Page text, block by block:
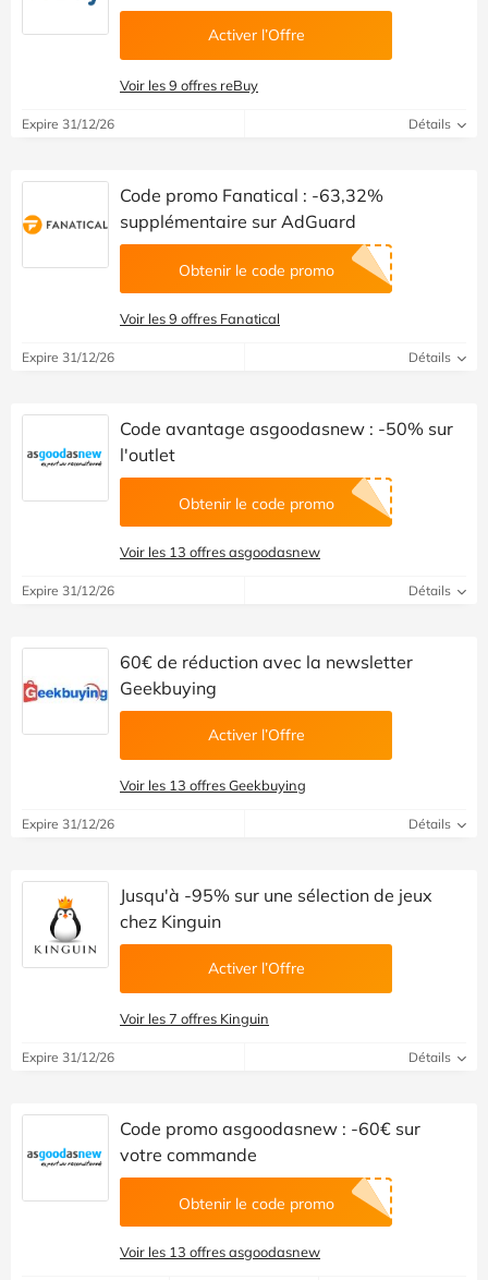
Activer l’Offre
Voir les 9 offres reBuy
Expire 31/12/26 Détails
Code promo Fanatical : -63,32%
supplémentaire sur AdGuard
Obtenir le code promo
Voir les 9 offres Fanatical
Expire 31/12/26 Détails
Code avantage asgoodasnew : -50% sur
l'outlet
Obtenir le code promo
Voir les 13 offres asgoodasnew
Expire 31/12/26 Détails
60€ de réduction avec la newsletter
Geekbuying
Activer l’Offre
Voir les 13 offres Geekbuying
Expire 31/12/26 Détails
Jusqu'à -95% sur une sélection de jeux
chez Kinguin
Activer l’Offre
Voir les 7 offres Kinguin
Expire 31/12/26 Détails
Code promo asgoodasnew : -60€ sur
votre commande
Obtenir le code promo
Voir les 13 offres asgoodasnew